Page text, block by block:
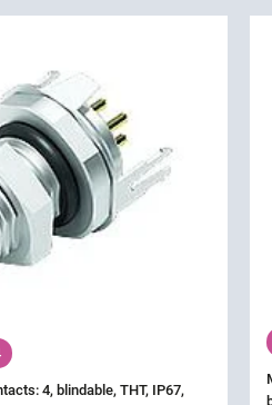
4, blindable, THT, IP67,